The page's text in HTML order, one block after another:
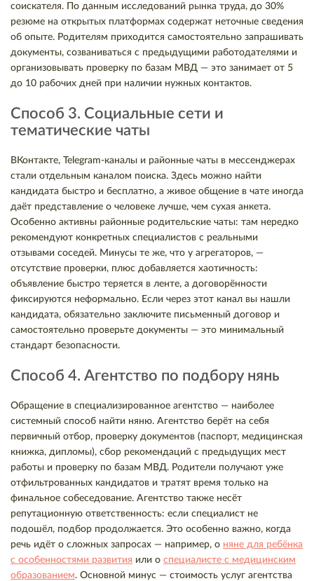
соискателя. По данным исследований рынка труда, до 30%
резюме на открытых платформах содержат неточные сведения
об опыте. Родителям приходится самостоятельно запрашивать
документы, созваниваться с предыдущими работодателями и
организовывать проверку по базам МВД — это занимает от 5
до 10 рабочих дней при наличии нужных контактов.
Способ 3. Социальные сети и
тематические чаты
ВКонтакте, Telegram-каналы и районные чаты в мессенджерах
стали отдельным каналом поиска. Здесь можно найти
кандидата быстро и бесплатно, а живое общение в чате иногда
даёт представление о человеке лучше, чем сухая анкета.
Особенно активны районные родительские чаты: там нередко
рекомендуют конкретных специалистов с реальными
отзывами соседей. Минусы те же, что у агрегаторов, —
отсутствие проверки, плюс добавляется хаотичность:
объявление быстро теряется в ленте, а договорённости
фиксируются неформально. Если через этот канал вы нашли
кандидата, обязательно заключите письменный договор и
самостоятельно проверьте документы — это минимальный
стандарт безопасности.
Способ 4. Агентство по подбору нянь
Обращение в специализированное агентство — наиболее
системный способ найти няню. Агентство берёт на себя
первичный отбор, проверку документов (паспорт, медицинская
книжка, дипломы), сбор рекомендаций с предыдущих мест
работы и проверку по базам МВД. Родители получают уже
отфильтрованных кандидатов и тратят время только на
финальное собеседование. Агентство также несёт
репутационную ответственность: если специалист не
подошёл, подбор продолжается. Это особенно важно, когда
речь идёт о сложных запросах — например, о няне для ребёнка
с особенностями развития или о специалисте с медицинским
образованием. Основной минус — стоимость услуг агентства